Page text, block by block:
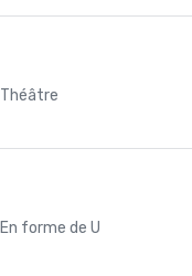
Théâtre
En forme de U